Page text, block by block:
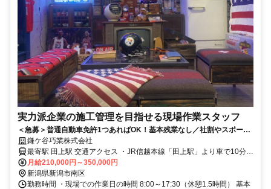
実力派企業の施工管理を目指せる現場作業スタッフ
＜急募＞普通自動車免許1つあればOK！基本残業なし／社割やスポーツ
観戦など福利厚生充実
鎌ケ谷巧業株式会社
最寄駅 田上駅 交通アクセス ・JR信越本線「田上駅」より車で10分
月給210,000円～350,000円
新潟県新潟市南区
勤務時間 ・現場での作業日の時間 8:00～17:30（休憩1.5時間） 基本